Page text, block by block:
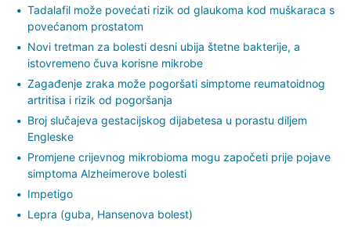
Tadalafil može povećati rizik od glaukoma kod muškaraca s
povećanom prostatom
Novi tretman za bolesti desni ubija štetne bakterije, a
istovremeno čuva korisne mikrobe
Zagađenje zraka može pogoršati simptome reumatoidnog
artritisa i rizik od pogoršanja
Broj slučajeva gestacijskog dijabetesa u porastu diljem
Engleske
Promjene crijevnog mikrobioma mogu započeti prije pojave
simptoma Alzheimerove bolesti
Impetigo
Lepra (guba, Hansenova bolest)